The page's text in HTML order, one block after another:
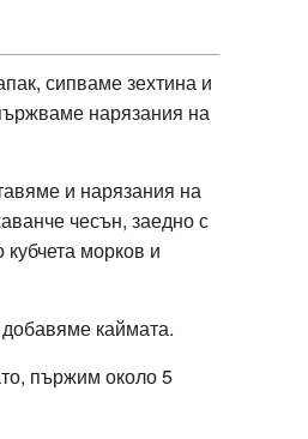
сипваме зехтина и
нарязания на
и нарязания на
чесън, заедно с
морков и
каймата.
пържим около 5